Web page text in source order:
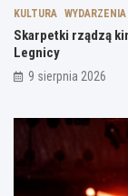
KULTURA WYDARZENIA
Skarpetki rządzą
Legnicy
9 sierpnia 2026